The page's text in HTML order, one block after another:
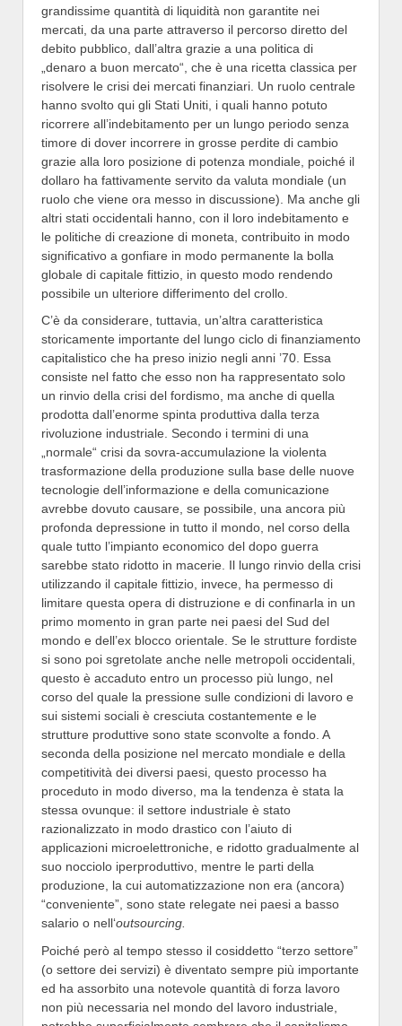
grandissime quantità di liquidità non garantite nei
mercati, da una parte attraverso il percorso diretto del
debito pubblico, dall’altra grazie a una politica di
„denaro a buon mercato“, che è una ricetta classica per
risolvere le crisi dei mercati finanziari. Un ruolo centrale
hanno svolto qui gli Stati Uniti, i quali hanno potuto
ricorrere all’indebitamento per un lungo periodo senza
timore di dover incorrere in grosse perdite di cambio
grazie alla loro posizione di potenza mondiale, poiché il
dollaro ha fattivamente servito da valuta mondiale (un
ruolo che viene ora messo in discussione). Ma anche gli
altri stati occidentali hanno, con il loro indebitamento e
le politiche di creazione di moneta, contribuito in modo
significativo a gonfiare in modo permanente la bolla
globale di capitale fittizio, in questo modo rendendo
possibile un ulteriore differimento del crollo.
C’è da considerare, tuttavia, un’altra caratteristica
storicamente importante del lungo ciclo di finanziamento
capitalistico che ha preso inizio negli anni ’70. Essa
consiste nel fatto che esso non ha rappresentato solo
un rinvio della crisi del fordismo, ma anche di quella
prodotta dall’enorme spinta produttiva dalla terza
rivoluzione industriale. Secondo i termini di una
„normale“ crisi da sovra-accumulazione la violenta
trasformazione della produzione sulla base delle nuove
tecnologie dell’informazione e della comunicazione
avrebbe dovuto causare, se possibile, una ancora più
profonda depressione in tutto il mondo, nel corso della
quale tutto l’impianto economico del dopo guerra
sarebbe stato ridotto in macerie. Il lungo rinvio della crisi
utilizzando il capitale fittizio, invece, ha permesso di
limitare questa opera di distruzione e di confinarla in un
primo momento in gran parte nei paesi del Sud del
mondo e dell’ex blocco orientale. Se le strutture fordiste
si sono poi sgretolate anche nelle metropoli occidentali,
questo è accaduto entro un processo più lungo, nel
corso del quale la pressione sulle condizioni di lavoro e
sui sistemi sociali è cresciuta costantemente e le
strutture produttive sono state sconvolte a fondo. A
seconda della posizione nel mercato mondiale e della
competitività dei diversi paesi, questo processo ha
proceduto in modo diverso, ma la tendenza è stata la
stessa ovunque: il settore industriale è stato
razionalizzato in modo drastico con l’aiuto di
applicazioni microelettroniche, e ridotto gradualmente al
suo nocciolo iperproduttivo, mentre le parti della
produzione, la cui automatizzazione non era (ancora)
“conveniente”, sono state relegate nei paesi a basso
salario o nell‘outsourcing.
Poiché però al tempo stesso il cosiddetto “terzo settore”
(o settore dei servizi) è diventato sempre più importante
ed ha assorbito una notevole quantità di forza lavoro
non più necessaria nel mondo del lavoro industriale,